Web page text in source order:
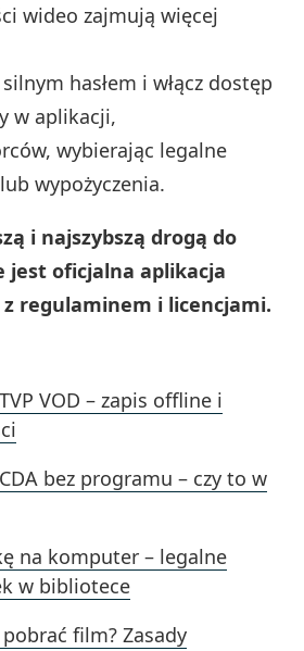
wideo zajmują więcej
hasłem i włącz dostęp
w aplikacji,
wybierając legalne
wypożyczenia.
i najszybszą drogą do
jest oficjalna aplikacja
z regulaminem i licencjami.
VOD – zapis offline i
bez programu – czy to w
na komputer – legalne
w bibliotece
film? Zasady